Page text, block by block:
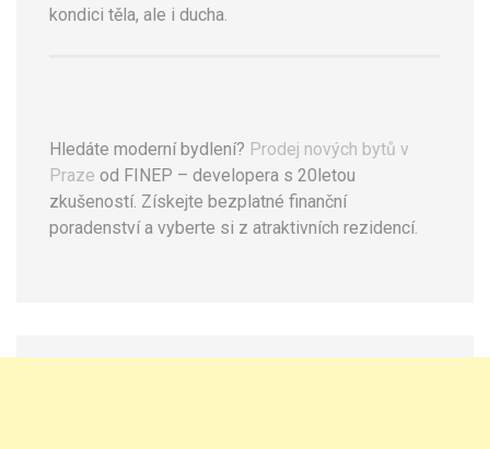
kondici těla, ale i ducha.
Hledáte moderní bydlení? Prodej nových bytů v
Praze od FINEP – developera s 20letou
zkušeností. Získejte bezplatné finanční
poradenství a vyberte si z atraktivních rezidencí.